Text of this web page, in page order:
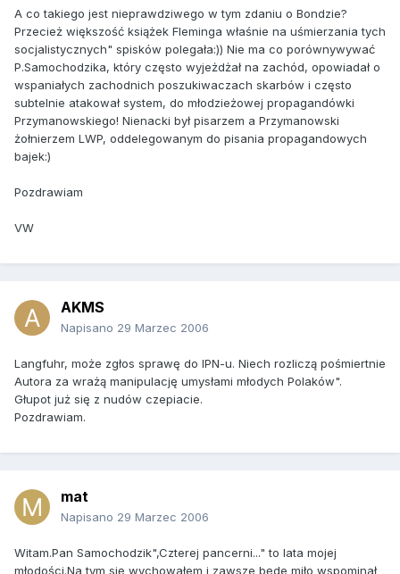
A co takiego jest nieprawdziwego w tym zdaniu o Bondzie?
Przecież większość książek Fleminga właśnie na uśmierzania tych
socjalistycznych" spisków polegała:)) Nie ma co porównywywać
P.Samochodzika, który często wyjeżdżał na zachód, opowiadał o
wspaniałych zachodnich poszukiwaczach skarbów i często
subtelnie atakował system, do młodzieżowej propagandówki
Przymanowskiego! Nienacki był pisarzem a Przymanowski
żołnierzem LWP, oddelegowanym do pisania propagandowych
bajek:)
Pozdrawiam
VW
AKMS
Napisano 29 Marzec 2006
Langfuhr, może zgłos sprawę do IPN-u. Niech rozliczą pośmiertnie
Autora za wrażą manipulację umysłami młodych Polaków".
Głupot już się z nudów czepiacie.
Pozdrawiam.
mat
Napisano 29 Marzec 2006
Witam.Pan Samochodzik",Czterej pancerni..." to lata mojej
młodości.Na tym się wychowałem i zawsze będe miło wspominał